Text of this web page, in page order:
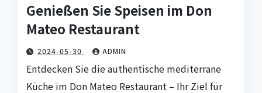
Genießen Sie Speisen im Don
Mateo Restaurant
2024-05-30 ADMIN
Entdecken Sie die authentische mediterrane
Küche im Don Mateo Restaurant – Ihr Ziel für